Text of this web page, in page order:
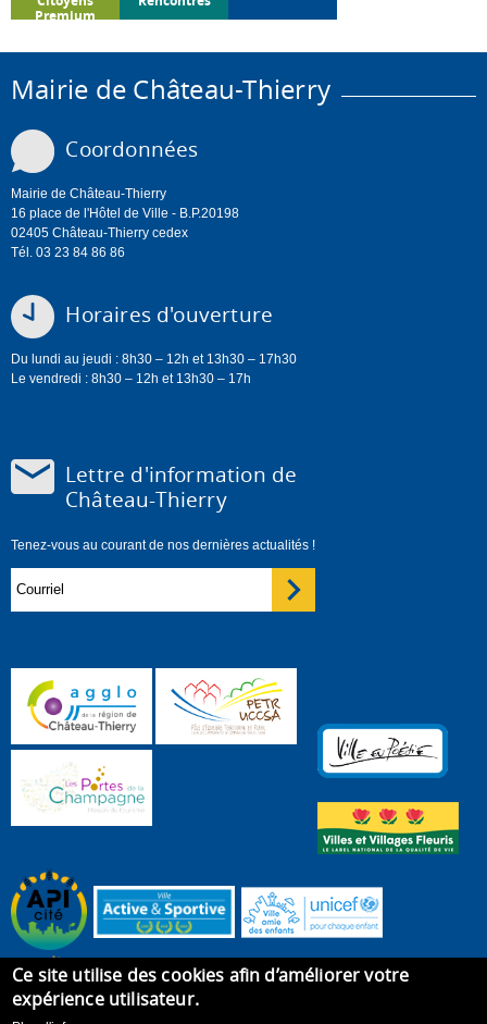
Premium
Mairie de Château-Thierry
Coordonnées
Mairie de Château-Thierry
16 place de l'Hôtel de Ville - B.P.20198
02405 Château-Thierry cedex
Tél. 03 23 84 86 86
Horaires d'ouverture
Du lundi au jeudi : 8h30 – 12h et 13h30 – 17h30
Le vendredi : 8h30 – 12h et 13h30 – 17h
Lettre d'information de
Château-Thierry
Tenez-vous au courant de nos dernières actualités !
Ce site utilise des cookies afin d’améliorer votre
expérience utilisateur.